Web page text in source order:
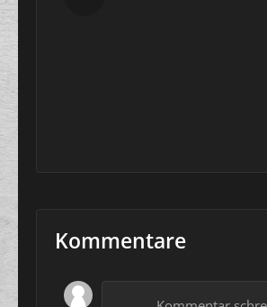
Kommentare